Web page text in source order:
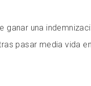
ganar una
pasar media vida